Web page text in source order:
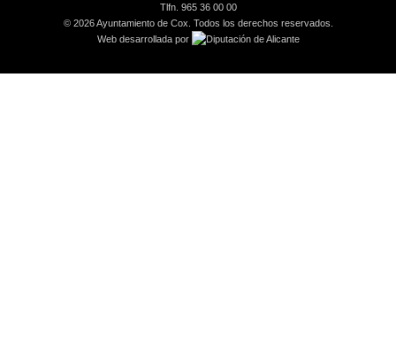
Tlfn. 965 36 00 00
© 2026 Ayuntamiento de Cox. Todos los derechos reservados.
Web desarrollada por